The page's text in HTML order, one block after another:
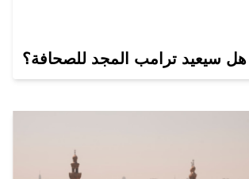
هل سيعيد ترامب المجد للصحافة؟